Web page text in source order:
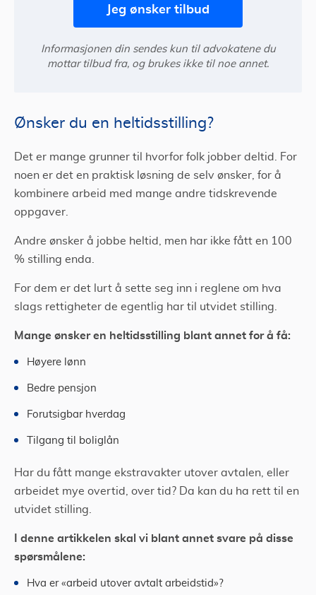
Jeg ønsker tilbud
Informasjonen din sendes kun til advokatene du
mottar tilbud fra, og brukes ikke til noe annet.
Ønsker du en heltidsstilling?
Det er mange grunner til hvorfor folk jobber deltid. For
noen er det en praktisk løsning de selv ønsker, for å
kombinere arbeid med mange andre tidskrevende
oppgaver.
Andre ønsker å jobbe heltid, men har ikke fått en 100
% stilling enda.
For dem er det lurt å sette seg inn i reglene om hva
slags rettigheter de egentlig har til utvidet stilling.
Mange ønsker en heltidsstilling blant annet for å få:
Høyere lønn
Bedre pensjon
Forutsigbar hverdag
Tilgang til boliglån
Har du fått mange ekstravakter utover avtalen, eller
arbeidet mye overtid, over tid? Da kan du ha rett til en
utvidet stilling.
I denne artikkelen skal vi blant annet svare på disse
spørsmålene:
Hva er «arbeid utover avtalt arbeidstid»?